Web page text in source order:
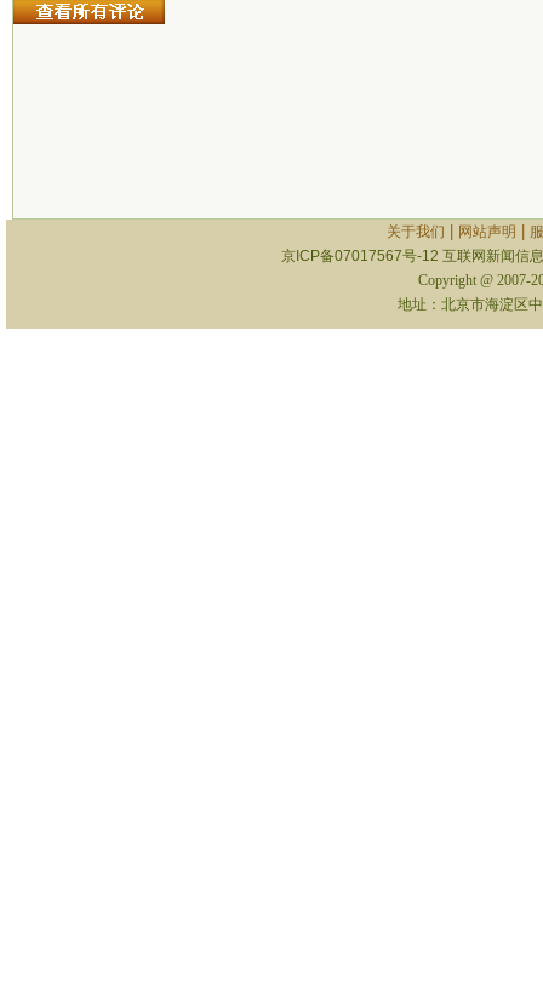
关于我们 网站声明
京ICP备07017567号-12 互联网新闻信
Copyright @ 2007-
地址：北京市海淀区